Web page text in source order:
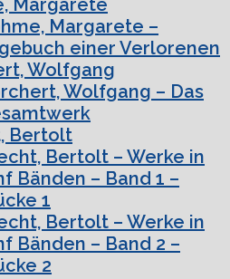
Margarete –
einer Verlorenen
Wolfgang
Wolfgang – Das
Bertolt
Bertolt – Werke in
Bänden – Band 1 –
1
Bertolt – Werke in
Bänden – Band 2 –
2